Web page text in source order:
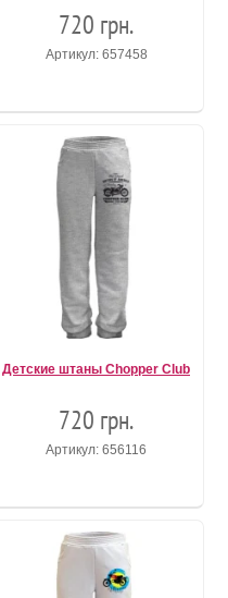
720 грн.
Артикул: 657458
Детские штаны Chopper Club
720 грн.
Артикул: 656116